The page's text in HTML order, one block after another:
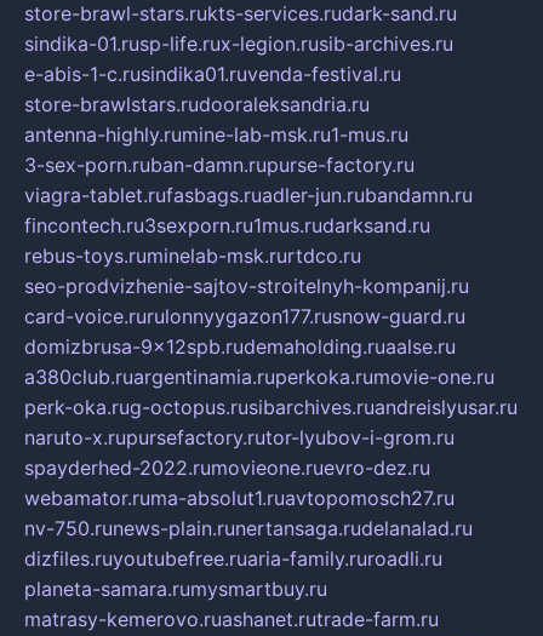
store-brawl-stars.rukts-services.rudark-sand.ru
sindika-01.rusp-life.rux-legion.rusib-archives.ru
e-abis-1-c.rusindika01.ruvenda-festival.ru
store-brawlstars.rudooraleksandria.ru
antenna-highly.rumine-lab-msk.ru1-mus.ru
3-sex-porn.ruban-damn.rupurse-factory.ru
viagra-tablet.rufasbags.ruadler-jun.rubandamn.ru
fincontech.ru3sexporn.ru1mus.rudarksand.ru
rebus-toys.ruminelab-msk.rurtdco.ru
seo-prodvizhenie-sajtov-stroitelnyh-kompanij.ru
card-voice.rurulonnyygazon177.rusnow-guard.ru
domizbrusa-9x12spb.rudemaholding.ruaalse.ru
a380club.ruargentinamia.ruperkoka.rumovie-one.ru
perk-oka.rug-octopus.rusibarchives.ruandreislyusar.ru
naruto-x.rupursefactory.rutor-lyubov-i-grom.ru
spayderhed-2022.rumovieone.ruevro-dez.ru
webamator.ruma-absolut1.ruavtopomosch27.ru
nv-750.runews-plain.runertansaga.rudelanalad.ru
dizfiles.ruyoutubefree.ruaria-family.ruroadli.ru
planeta-samara.rumysmartbuy.ru
matrasy-kemerovo.ruashanet.rutrade-farm.ru